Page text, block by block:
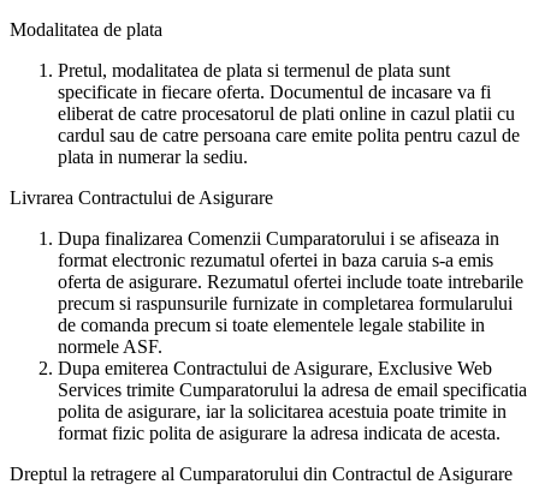
Modalitatea de plata
Pretul, modalitatea de plata si termenul de plata sunt
specificate in fiecare oferta. Documentul de incasare va fi
eliberat de catre procesatorul de plati online in cazul platii cu
cardul sau de catre persoana care emite polita pentru cazul de
plata in numerar la sediu.
Livrarea Contractului de Asigurare
Dupa finalizarea Comenzii Cumparatorului i se afiseaza in
format electronic rezumatul ofertei in baza caruia s-a emis
oferta de asigurare. Rezumatul ofertei include toate intrebarile
precum si raspunsurile furnizate in completarea formularului
de comanda precum si toate elementele legale stabilite in
normele ASF.
Dupa emiterea Contractului de Asigurare, Exclusive Web
Services trimite Cumparatorului la adresa de email specificatia
polita de asigurare, iar la solicitarea acestuia poate trimite in
format fizic polita de asigurare la adresa indicata de acesta.
Dreptul la retragere al Cumparatorului din Contractul de Asigurare